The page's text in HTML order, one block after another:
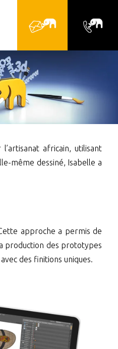
africain, utilisant
même dessiné, Isabelle a
approche a permis de
production des prototypes
des finitions uniques.